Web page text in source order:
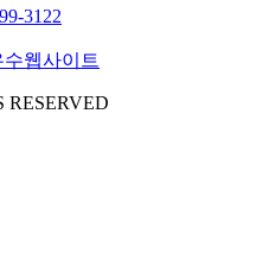
3122
RESERVED